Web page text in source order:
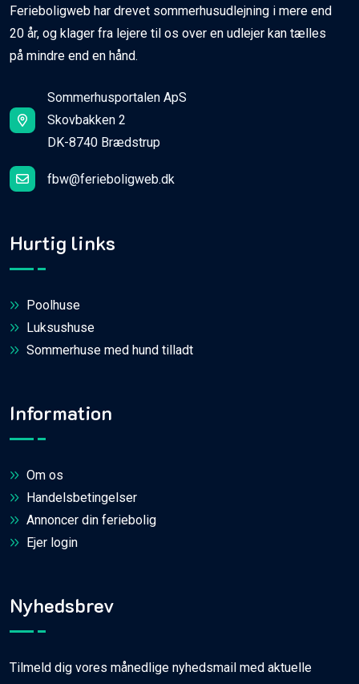
Ferieboligweb har drevet sommerhusudlejning i mere end
20 år, og klager fra lejere til os over en udlejer kan tælles
på mindre end en hånd.
Sommerhusportalen ApS
Skovbakken 2
DK-8740 Brædstrup
fbw@ferieboligweb.dk
Hurtig links
Poolhuse
Luksushuse
Sommerhuse med hund tilladt
Information
Om os
Handelsbetingelser
Annoncer din feriebolig
Ejer login
Nyhedsbrev
Tilmeld dig vores månedlige nyhedsmail med aktuelle